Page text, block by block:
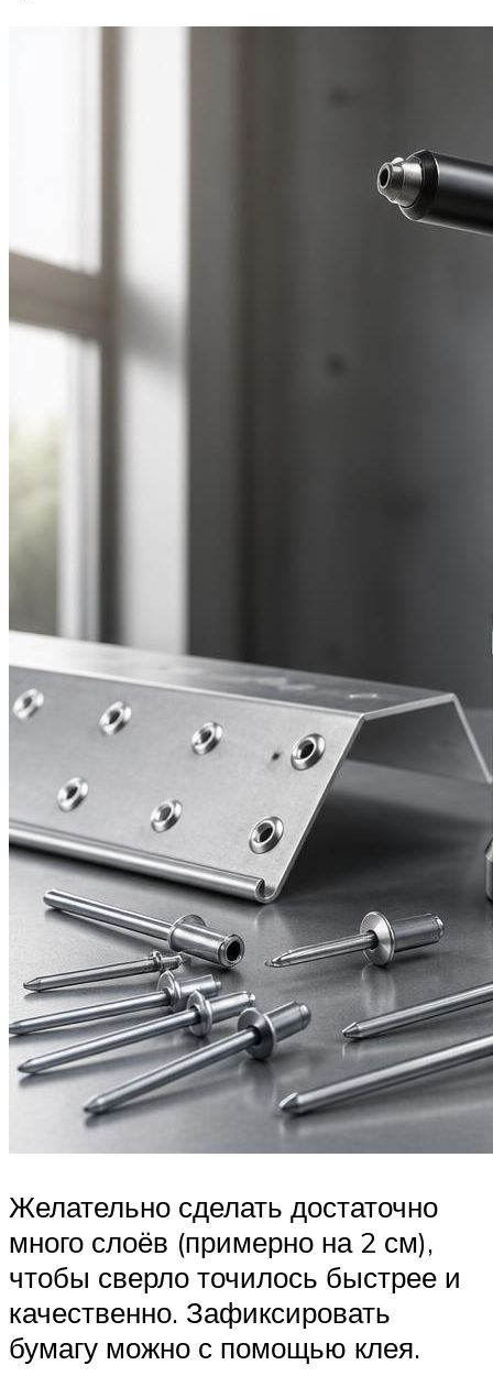
Желательно сделать достаточно
много слоёв (примерно на 2 см),
чтобы сверло точилось быстрее и
качественно. Зафиксировать
бумагу можно с помощью клея.